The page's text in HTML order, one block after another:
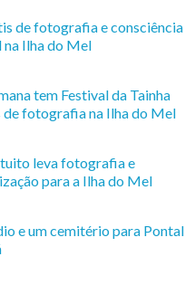
de fotografia e consciência
Ilha do Mel
tem Festival da Tainha
de fotografia na Ilha do Mel
leva fotografia e
para a Ilha do Mel
e um cemitério para Pontal